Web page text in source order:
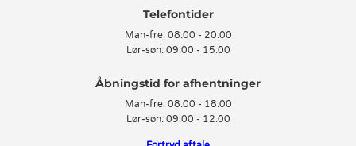
Telefontider
Man-fre: 08:00 - 20:00
Lør-søn: 09:00 - 15:00
Man-fre: 08:00 - 18:00
Lør-søn: 09:00 - 12:00